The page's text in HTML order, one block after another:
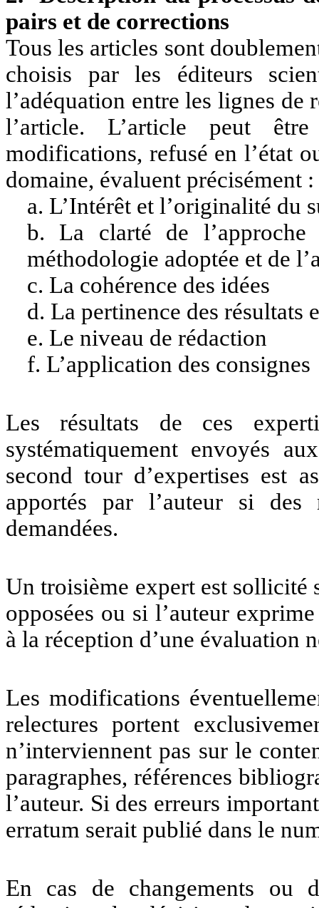
pairs et de corrections
Tous les articles sont
choisis par les éditeurs
l’adéquation entre les lignes de
l’article. L’article peut
modifications, refusé en l’état
domaine, évaluent précisément :
a. L’Intérêt et l’originalité du
b. La clarté de
méthodologie adoptée et de
c. La cohérence des idées
d. La pertinence des résultats
e. Le niveau de rédaction
f. L’application des consignes
Les résultats de ces
systématiquement envoyés
second tour d’expertises est
apportés par l’auteur si
demandées.
Un troisième expert est sollicité
opposées ou si l’auteur
à la réception d’une évaluation
Les modifications
relectures portent
n’interviennent pas sur le
paragraphes, références
l’auteur. Si des erreurs
erratum serait publié dans le
En cas de changements ou